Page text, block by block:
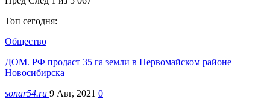
Топ сегодня:
Общество
ДОМ. РФ продаст 35 га земли в Первомайском районе
Новосибирска
sonar54.ru 9 Авг, 2021 0